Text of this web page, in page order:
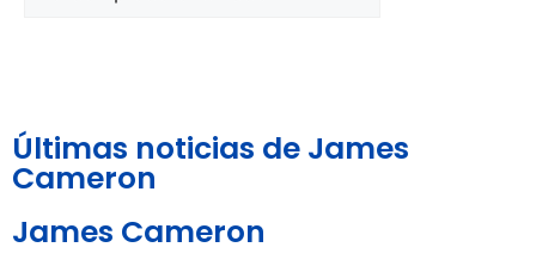
Últimas noticias de James
Cameron
James Cameron